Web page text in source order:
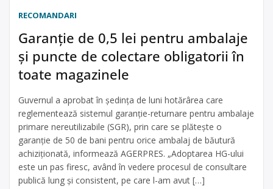
RECOMANDARI
Garanție de 0,5 lei pentru ambalaje
și puncte de colectare obligatorii în
toate magazinele
Guvernul a aprobat în ședința de luni hotărârea care
reglementează sistemul garanţie-returnare pentru ambalaje
primare nereutilizabile (SGR), prin care se plăteşte o
garanţie de 50 de bani pentru orice ambalaj de băutură
achiziţionată, informează AGERPRES. „Adoptarea HG-ului
este un pas firesc, având în vedere procesul de consultare
publică lung şi consistent, pe care l-am avut […]